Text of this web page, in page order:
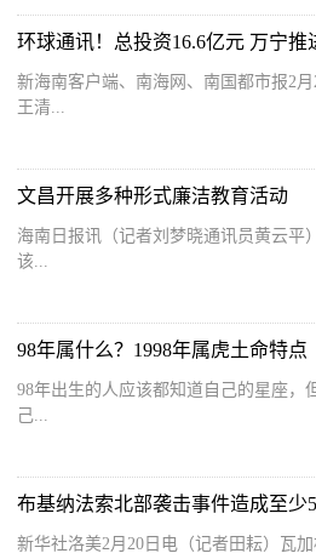
新海南客户端、南海网、南国都市报2
王清...
文昌开展多种形式廉洁教育活动
海南日报讯（记者刘梦晓通讯员黄云平
该...
98年属什么？1998年属虎土命特点
98年出生的人应该都知道自己的星座，
己...
布基纳法索北部袭击事件造成至少
新华社洛美2月20日电（记者田耘）瓦